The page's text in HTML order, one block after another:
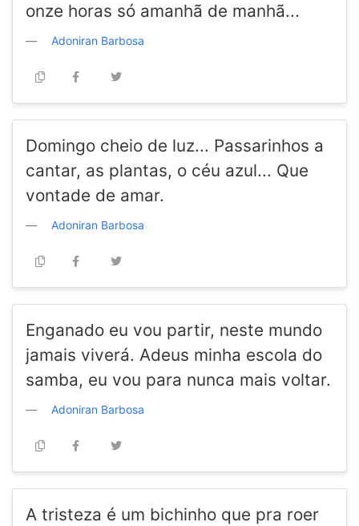
onze horas só amanhã de manhã...
Adoniran Barbosa
Domingo cheio de luz... Passarinhos a
cantar, as plantas, o céu azul... Que
vontade de amar.
Adoniran Barbosa
Enganado eu vou partir, neste mundo
jamais viverá. Adeus minha escola do
samba, eu vou para nunca mais voltar.
Adoniran Barbosa
A tristeza é um bichinho que pra roer